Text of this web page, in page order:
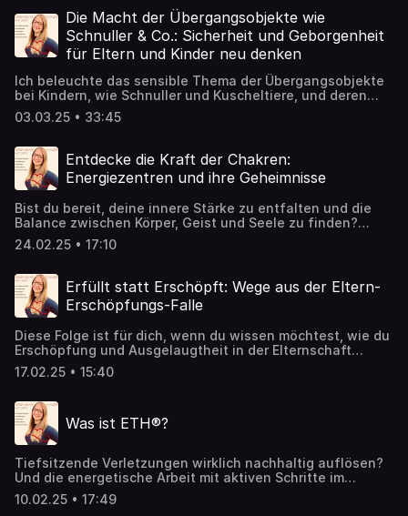
Elternschaft zu leben, die du dir immer gewünscht hast. ✨
Hör' jetzt rein und starte deine Reise zu einer
verständnisvollen und wertschätzenden Familie!
Die Macht der Übergangsobjekte wie
Schnuller & Co.: Sicherheit und Geborgenheit
für Eltern und Kinder neu denken
Ich beleuchte das sensible Thema der Übergangsobjekte
bei Kindern, wie Schnuller und Kuscheltiere, und deren
Verbindung zu den Chakren, insbesondere dem Wurzel-
und Sakralchakra. Ihr erfahrt, wie solche Objekte als
tieferliegenden Bedürfnisse der Kinder damit verknüpft
sind. Die Episode bietet wertvolle Einblicke in die
emotionale Entwicklung der Kinder und ermutigt euch als
verbundenen Verhaltensmuster bewusst zu werden. Durch
eine reflektierte Herangehensweise könnt ihr die
emotionale Sicherheit eurer Kinder stärken, sowie auch
eröffnet euch neue Wege, um die emotionale Bindung zu
euren Kindern zu vertiefen und sie in ihrer Entwicklung
liebevoll zu begleiten.
03.03.25 • 33:45
Entdecke die Kraft der Chakren:
Energiezentren und ihre Geheimnisse
Bist du bereit, deine innere Stärke zu entfalten und die
Balance zwischen Körper, Geist und Seele zu finden?
Erfahre, wie du mit einfachen Schritten eine geerdete
Spiritualität leben und damit aktive Veränderungen in
mit der Chakrenlehre oder ganz neu auf diesem Gebiet
bist – diese Folge wird dir wertvolle Einblicke und
Inspirationen bieten.
24.02.25 • 17:10
Erfüllt statt Erschöpft: Wege aus der Eltern-
Erschöpfungs-Falle
Diese Folge ist für dich, wenn du wissen möchtest, wie du
Erschöpfung und Ausgelaugtheit in der Elternschaft
überwinden kannst, einen Einblick in unbewusste Muster
erhältst, die dich daran hindern, ein erfülltes Leben zu
und Seele nachhaltige Veränderungen herbeiführen
kannst.
17.02.25 • 15:40
Was ist ETH®?
Tiefsitzende Verletzungen wirklich nachhaltig auflösen?
Und die energetische Arbeit mit aktiven Schritte im
präsenten Leben verbinden? Heute gibt es ein Einblick in
meine Ausbildung.
10.02.25 • 17:49